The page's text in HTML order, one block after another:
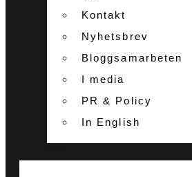
Kontakt
Nyhetsbrev
Bloggsamarbeten
I media
PR & Policy
In English